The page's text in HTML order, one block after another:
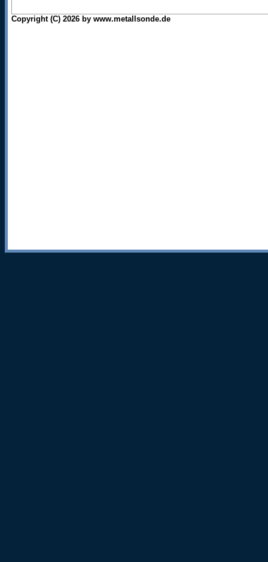
Copyright (C) 2026 by www.metallsonde.de